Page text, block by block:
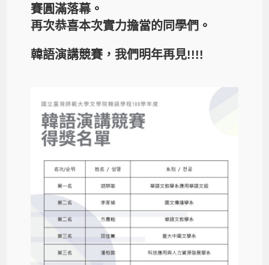
賽圓滿落幕。
再次恭喜本次實力擔當的同學們。
韓語演講競賽，我們明年再見!!!!